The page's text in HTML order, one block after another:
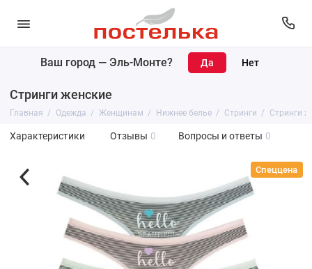
Ваш город — Эль-Монте?
Стринги женские
Главная Одежда Женщинам Нижнее белье Стринги Стринги
Характеристики Отзывы 0 Вопросы и ответы 0
Спеццена